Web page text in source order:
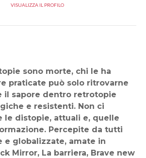
VISUALIZZA IL PROFILO
praticate può solo ritrovarne
il sapore dentro retrotopie
e resistenti. Non ci
le distopie, attuali e, quelle
Percepite da tutti
e globalizzate, amate in
Mirror, La barriera, Brave new